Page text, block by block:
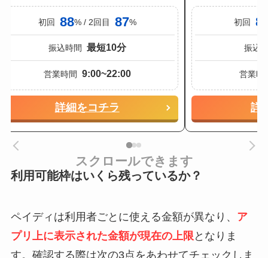
初回 88% / 2回目 87%
振込時間 最短10分
営業時間 9:00~22:00
詳細をコチラ
初回
振込
営業時
詳
スクロールできます
利用可能枠はいくら残っているか？
ペイディは利用者ごとに使える金額が異なり、 ア
プリ上に表示された金額が現在の上限となりま
す。確認する際は次の3点をあわせてチェックしま